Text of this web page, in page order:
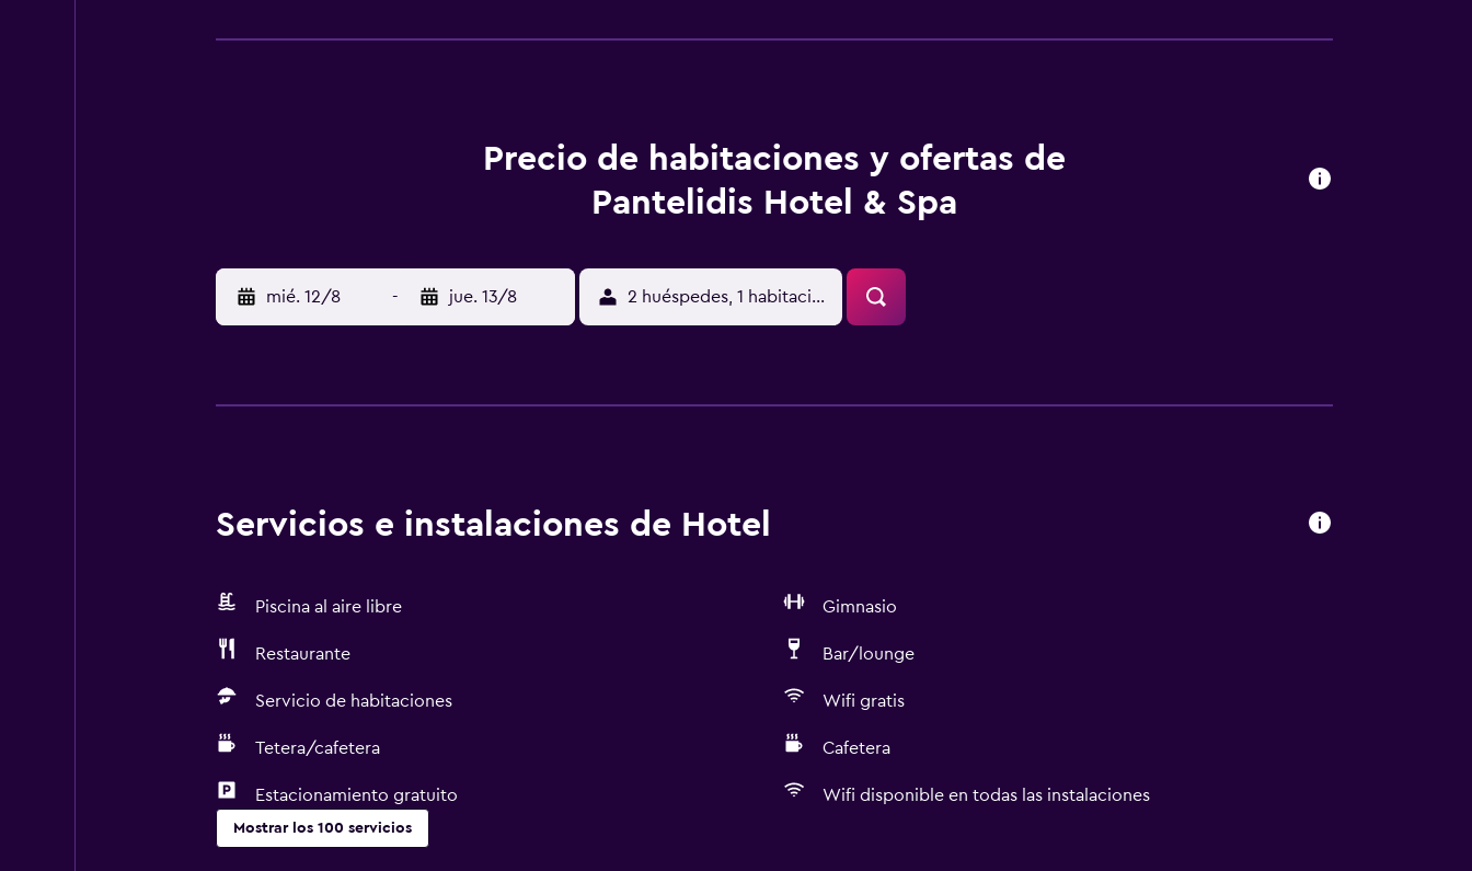
Precio de habitaciones y ofertas de
Pantelidis Hotel & Spa
mié. 12/8 - jue. 13/8 2 huéspedes, 1 habitación
Servicios e instalaciones de Hotel
Piscina al aire libre Gimnasio
Restaurante Bar/lounge
Servicio de habitaciones Wifi gratis
Tetera/cafetera Cafetera
Estacionamiento gratuito Wifi disponible en todas las instalaciones
Mostrar los 100 servicios